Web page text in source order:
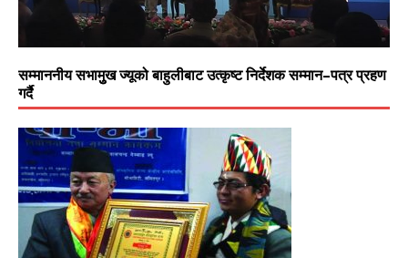
सम्माननीय सभामुुख ज्यूको बाहुलीबाट उत्कृष्ट निर्देशक सम्मान–पत्र प्रहण
गर्दै